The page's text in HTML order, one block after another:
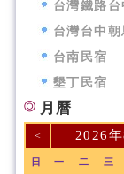
台灣鐵路台
台灣台中
台南民宿
墾丁民宿
月曆
< 2026年
日 一 二 三